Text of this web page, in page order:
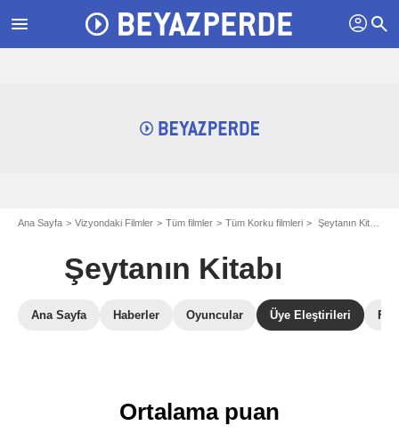
menu profil search
Ana Sayfa Vizyondaki Filmler Tüm filmler Tüm Korku filmleri Şeytanın Kitabı
Şeytanın Kitabı
Ana Sayfa Haberler Oyuncular Üye Eleştirileri
Ortalama puan